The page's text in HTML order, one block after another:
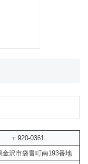
〒920-0361
金沢市袋畠町南193番地